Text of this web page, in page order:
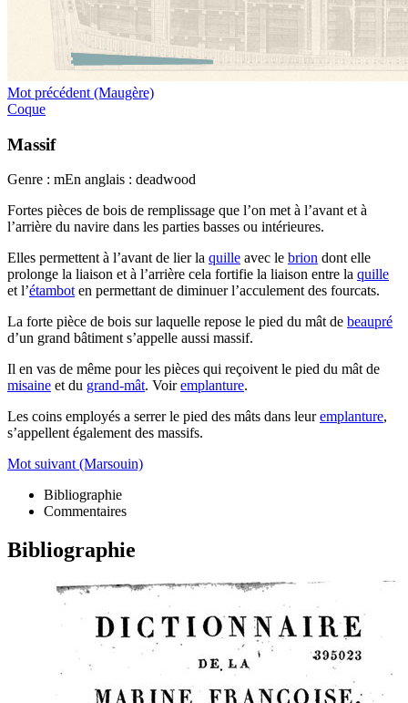
Mot précédent (Maugère)
Coque
Massif
Genre : mEn anglais : deadwood
Fortes pièces de bois de remplissage que l’on met à l’avant et à
l’arrière du navire dans les parties basses ou intérieures.
Elles permettent à l’avant de lier la quille avec le brion dont elle
prolonge la liaison et à l’arrière cela fortifie la liaison entre la quille
et l’étamboten permettant de diminuer l’acculement des fourcats.
La forte pièce de bois sur laquelle repose le pied du mât de beaupré
d’un grand bâtiment s’appelle aussi massif.
Il en vas de même pour les pièces qui reçoivent le pied du mât de
misaine et du grand-mât. Voiremplanture.
Les coins employés a serrer le pied des mâts dans leuremplanture,
s’appellent également des massifs.
Mot suivant (Marsouin)
Bibliographie
Commentaires
Bibliographie